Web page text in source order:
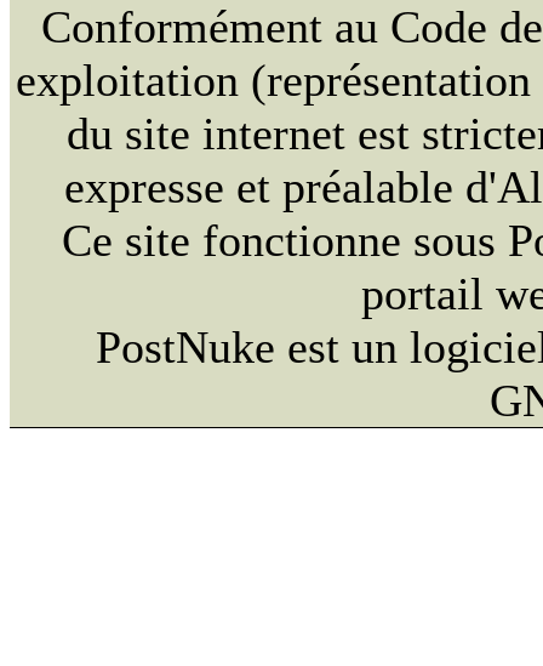
Conformément au Code
exploitation
du site internet est
expresse et préalable
Ce site fonctionne sous
portail
PostNuke est un